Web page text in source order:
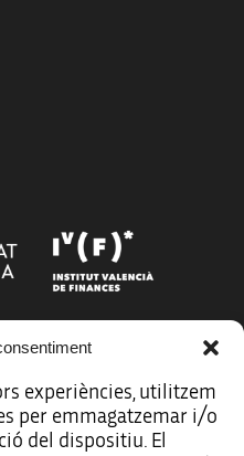
experiències, utilitzem
per emmagatzemar i/o
del dispositiu. El